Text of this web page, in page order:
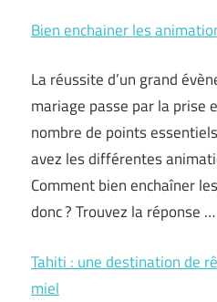
Bien enchainer les
La réussite d’un grand
mariage passe par la prise
nombre de points
avez les différentes
Comment bien enchaîner
donc ? Trouvez la réponse …
Tahiti : une destination de
miel